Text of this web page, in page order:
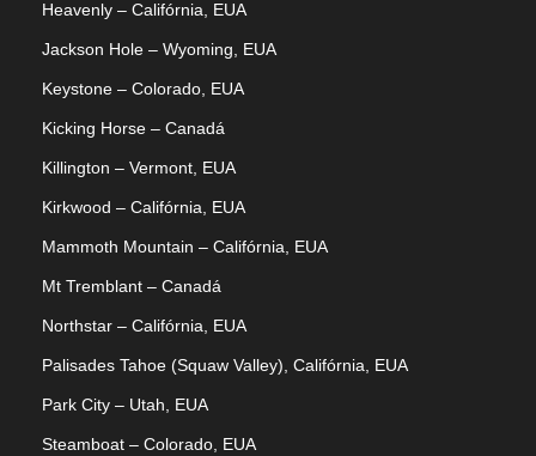
Restaurantes
Heavenly – Califórnia, EUA
Jackson Hole – Wyoming, EUA
Keystone – Colorado, EUA
Kicking Horse – Canadá
Killington – Vermont, EUA
Kirkwood – Califórnia, EUA
Mammoth Mountain – Califórnia, EUA
Mt Tremblant – Canadá
Northstar – Califórnia, EUA
Palisades Tahoe (Squaw Valley), Califórnia, EUA
Park City – Utah, EUA
Steamboat – Colorado, EUA